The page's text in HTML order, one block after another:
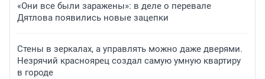
«Они все были заражены»: в деле о перевале
Дятлова появились новые зацепки
Стены в зеркалах, а управлять можно даже дверями.
Незрячий красноярец создал самую умную квартиру
в городе